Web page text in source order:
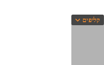
קליפים